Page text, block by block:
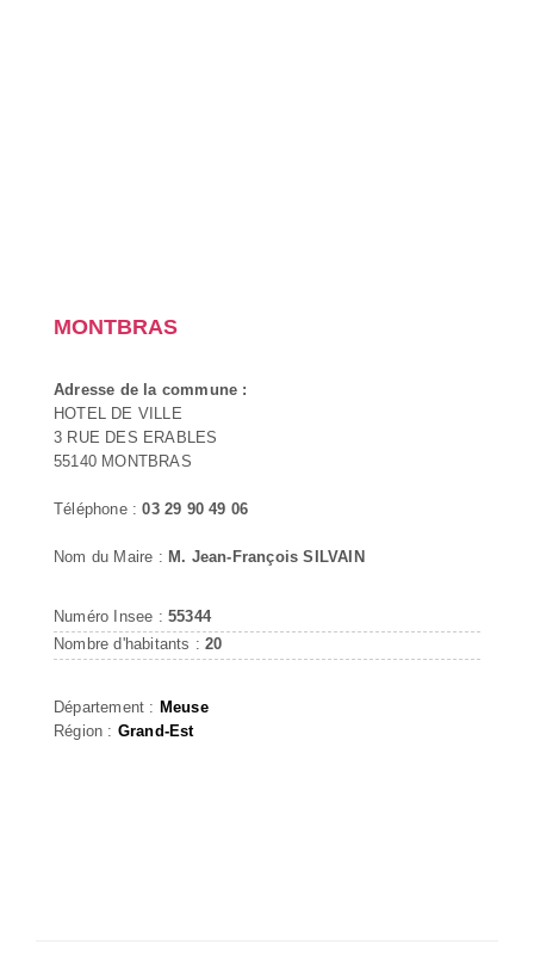
MONTBRAS
Adresse de la commune :
HOTEL DE VILLE
3 RUE DES ERABLES
55140 MONTBRAS
Téléphone :03 29 90 49 06
Nom du Maire : M. Jean-François SILVAIN
Numéro Insee : 55344
Nombre d'habitants :20
Département : Meuse
Région : Grand-Est